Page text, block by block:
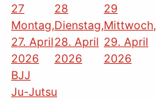
27
Montag,
27. April
2026
28
Dienstag,
28. April
2026
29
Mittwoch,
29. April
2026
BJJ
Ju-Jutsu